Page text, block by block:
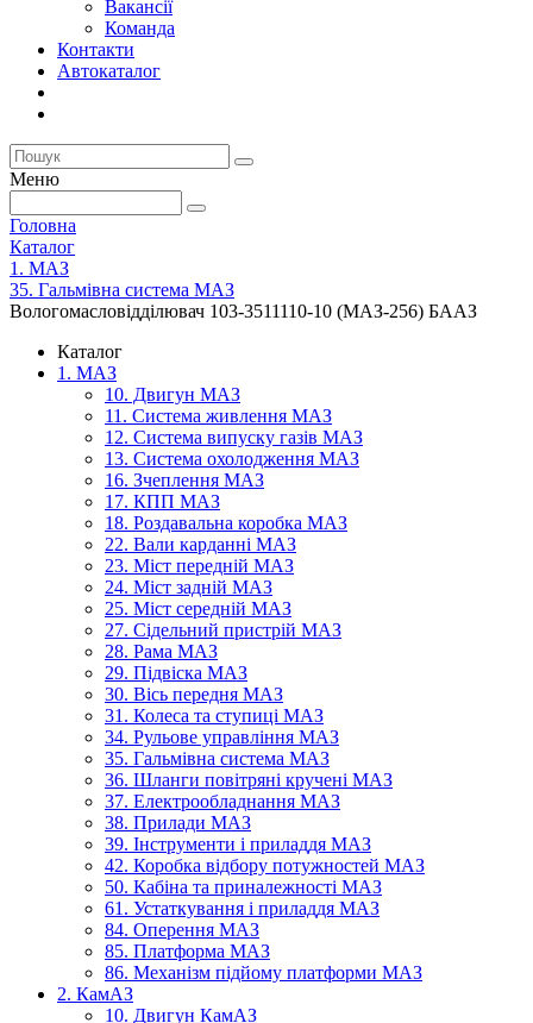
Вакансії
Команда
Контакти
Автокаталог
Меню
Головна
Каталог
1. МАЗ
35. Гальмівна система МАЗ
Вологомасловідділювач 103-3511110-10 (МАЗ-256) БААЗ
Каталог
1. МАЗ
10. Двигун МАЗ
11. Система живлення МАЗ
12. Система випуску газів МАЗ
13. Система охолодження МАЗ
16. Зчеплення МАЗ
17. КПП МАЗ
18. Роздавальна коробка МАЗ
22. Вали карданні МАЗ
23. Міст передній МАЗ
24. Міст задній МАЗ
25. Міст середній МАЗ
27. Сідельний пристрій МАЗ
28. Рама МАЗ
29. Підвіска МАЗ
30. Вісь передня МАЗ
31. Колеса та ступиці МАЗ
34. Рульове управління МАЗ
35. Гальмівна система МАЗ
36. Шланги повітряні кручені МАЗ
37. Електрообладнання МАЗ
38. Прилади МАЗ
39. Інструменти і приладдя МАЗ
42. Коробка відбору потужностей МАЗ
50. Кабіна та приналежності МАЗ
61. Устаткування і приладдя МАЗ
84. Оперення МАЗ
85. Платформа МАЗ
86. Механізм підйому платформи МАЗ
2. КамАЗ
10. Двигун КамАЗ